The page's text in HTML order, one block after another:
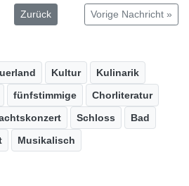
Zurück Vorige Nachricht »
Kultur
Kulinarik
fünfstimmige
Chorliteratur
Schloss
Bad
Musikalisch